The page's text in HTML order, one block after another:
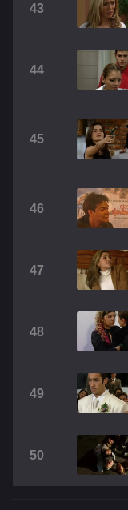
43
44
45
46
47
48
49
50